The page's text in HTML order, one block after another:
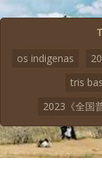
os indigenas
tris
2023《全国